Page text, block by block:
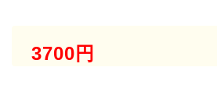
3700円